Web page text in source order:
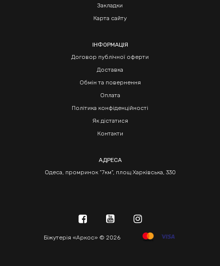
Закладки
Карта сайту
ІНФОРМАЦІЯ
Договор публічної оферти
Доставка
Обмін та повернення
Оплата
Політика конфіденційності
Як дістатися
Контакти
АДРЕСА
Одеса, промринок "7км", площ Харківська, 330
Біжутерія «Аркос» © 2026